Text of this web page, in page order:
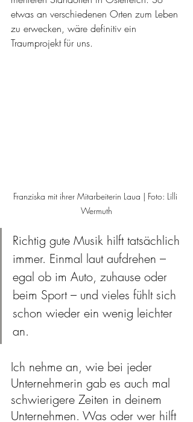
etwas an verschiedenen Orten zum Leben
zu erwecken, wäre definitiv ein
Traumprojekt für uns.
Franziska mit ihrer Mitarbeiterin Laua | Foto: Lilli
Wermuth
Richtig gute Musik hilft tatsächlich
immer. Einmal laut aufdrehen –
egal ob im Auto, zuhause oder
beim Sport – und vieles fühlt sich
schon wieder ein wenig leichter
an.
Ich nehme an, wie bei jeder
Unternehmerin gab es auch mal
schwierigere Zeiten in deinem
Unternehmen. Was oder wer hilft